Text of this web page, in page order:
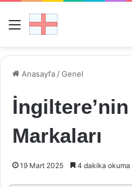
Menü
Anasayfa /Genel
Markaları
19 Mart 2025 4 dakika okuma